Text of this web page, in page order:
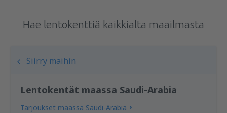
Hae lentokenttiä kaikkialta maailmasta
Siirry maihin
Lentokentät maassa Saudi-Arabia
Tarjoukset maassa Saudi-Arabia